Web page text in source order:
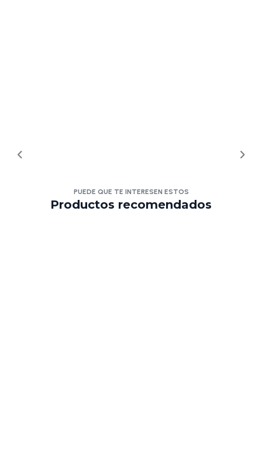
PUEDE QUE TE INTERESEN ESTOS
Productos recomendados